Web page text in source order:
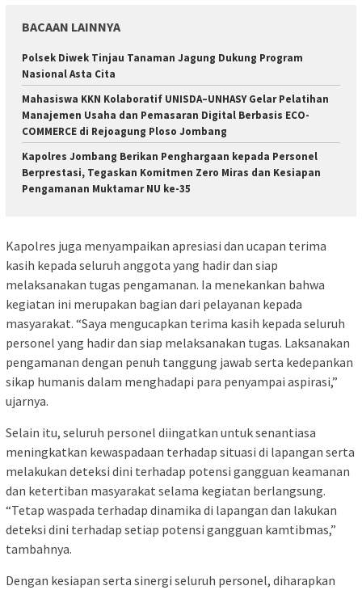
BACAAN LAINNYA
Polsek Diwek Tinjau Tanaman Jagung Dukung Program
Nasional Asta Cita
Mahasiswa KKN Kolaboratif UNISDA–UNHASY Gelar Pelatihan
Manajemen Usaha dan Pemasaran Digital Berbasis ECO-
COMMERCE di Rejoagung Ploso Jombang
Kapolres Jombang Berikan Penghargaan kepada Personel
Berprestasi, Tegaskan Komitmen Zero Miras dan Kesiapan
Pengamanan Muktamar NU ke-35
Kapolres juga menyampaikan apresiasi dan ucapan terima
kasih kepada seluruh anggota yang hadir dan siap
melaksanakan tugas pengamanan. Ia menekankan bahwa
kegiatan ini merupakan bagian dari pelayanan kepada
masyarakat. “Saya mengucapkan terima kasih kepada seluruh
personel yang hadir dan siap melaksanakan tugas. Laksanakan
pengamanan dengan penuh tanggung jawab serta kedepankan
sikap humanis dalam menghadapi para penyampai aspirasi,”
ujarnya.
Selain itu, seluruh personel diingatkan untuk senantiasa
meningkatkan kewaspadaan terhadap situasi di lapangan serta
melakukan deteksi dini terhadap potensi gangguan keamanan
dan ketertiban masyarakat selama kegiatan berlangsung.
“Tetap waspada terhadap dinamika di lapangan dan lakukan
deteksi dini terhadap setiap potensi gangguan kamtibmas,”
tambahnya.
Dengan kesiapan serta sinergi seluruh personel, diharapkan